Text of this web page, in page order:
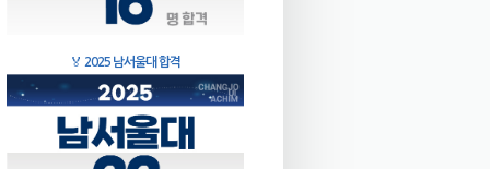
🏅 2025 남서울대 합격